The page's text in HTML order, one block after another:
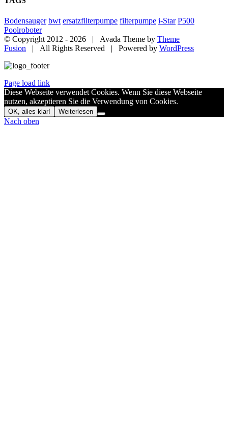
Bodensauger bwt ersatzfilterpumpe filterpumpe i-Star P500
Poolroboter
© Copyright 2012 - 2026 | Avada Theme by Theme
Fusion | All Rights Reserved | Powered by WordPress
Page load link
Diese Webseite verwendet Cookies. Wenn Sie diese Webseite
nutzen, akzeptieren Sie die Verwendung von Cookies.
OK, alles klar! Weiterlesen
Nach oben